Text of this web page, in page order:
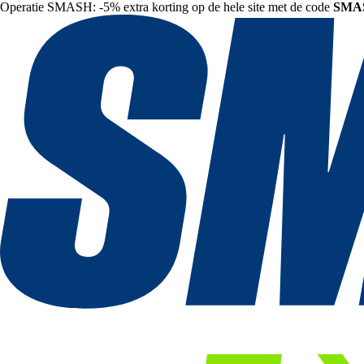
Operatie SMASH: -5% extra korting op de hele site met de code